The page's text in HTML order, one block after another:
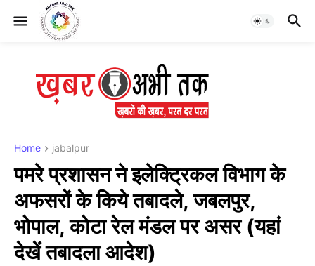
Home jabalpur
पमरे प्रशासन ने इलेक्ट्रिकल विभाग के
अफसरों के किये तबादले, जबलपुर,
भोपाल, कोटा रेल मंडल पर असर (यहां
देखें तबादला आदेश)